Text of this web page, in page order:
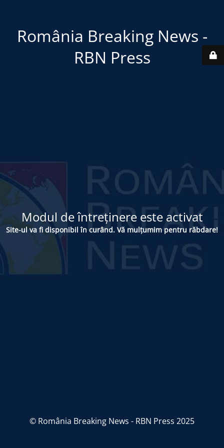
România Breaking News -
RBN Press
Modul de întreținere este activat
Site-ul va fi disponibil în curând. Vă mulțumim pentru răbdare!
© România Breaking News - RBN Press 2025